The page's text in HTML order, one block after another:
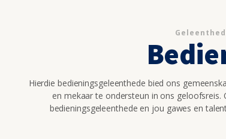
Hierdie bedieningsgeleenthede bied ons
en mekaar te ondersteun in ons
bedieningsgeleenthede en jou gawes en